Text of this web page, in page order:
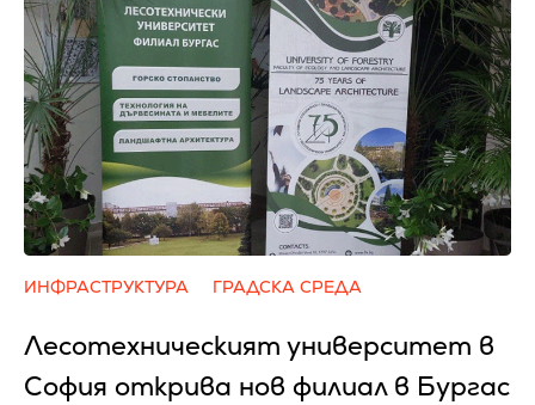
ИНФРАСТРУКТУРА ГРАДСКА СРЕДА
Лесотехническият университет в
София открива нов филиал в Бургас